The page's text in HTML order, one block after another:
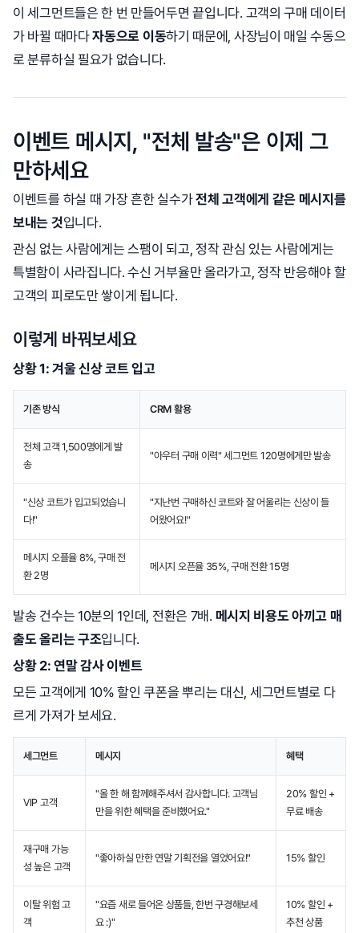
이 세그먼트들은 한 번 만들어두면 끝입니다. 고객의 구매 데이터
가 바뀔 때마다자동으로 이동하기 때문에, 사장님이 매일 수동으
로 분류하실 필요가 없습니다.
이벤트 메시지, "전체 발송"은 이제 그
만하세요
이벤트를 하실 때 가장 흔한 실수가전체 고객에게 같은 메시지를
보내는 것입니다.
관심 없는 사람에게는 스팸이 되고, 정작 관심 있는 사람에게는
특별함이 사라집니다. 수신 거부율만 올라가고, 정작 반응해야 할
고객의 피로도만 쌓이게 됩니다.
이렇게 바꿔보세요
상황 1: 겨울 신상 코트 입고
기존 방식 CRM 활용
전체 고객 1,500명에게 발
송
"아우터 구매 이력" 세그먼트 120명에게만 발송
"신상 코트가 입고되었습니
다!"
"지난번 구매하신 코트와 잘 어울리는 신상이 들
어왔어요!"
메시지 오플율 8%, 구매 전
환 2명
메시지 오픈율 35%, 구매 전환 15명
발송 건수는 10분의 1인데, 전환은 7배. 메시지 비용도 아끼고 매
출도 올리는 구조입니다.
상황 2: 연말 감사 이벤트
모든 고객에게 10% 할인 쿠폰을 뿌리는 대신, 세그먼트별로 다
르게 가져가 보세요.
세그먼트 메시지 혜택
VIP 고객
"올 한 해 함께해주셔서 감사합니다. 고객님
만을 위한 혜택을 준비했어요."
20% 할인 +
무료 배송
재구매 가능
성 높은 고객
"좋아하실 만한 연말 기획전을 열었어요!" 15% 할인
이탈 위험 고
객
"요즘 새로 들어온 상품들, 한번 구경해보세
요 :)"
10% 할인 +
추천 상품